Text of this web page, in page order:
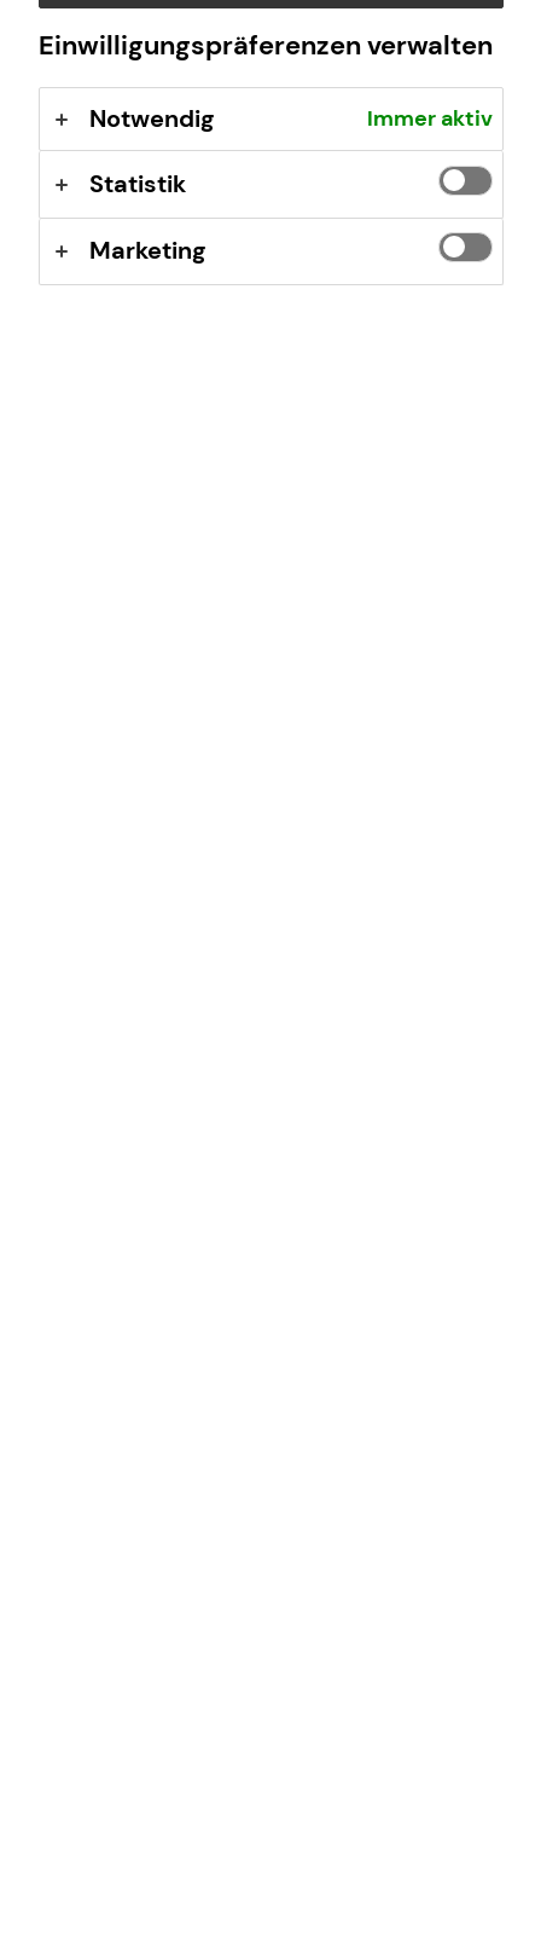
Einwilligungspräferenzen verwalten
Notwendig Immer aktiv
Statistik
Marketing